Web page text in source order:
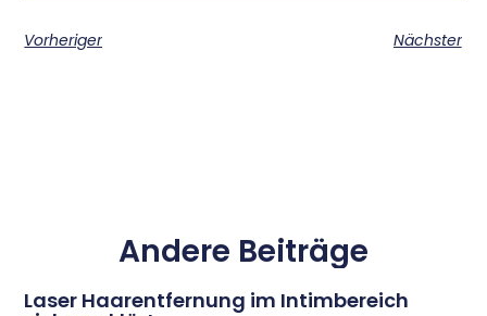
Vorheriger Nächster
Andere Beiträge
Laser Haarentfernung im Intimbereich